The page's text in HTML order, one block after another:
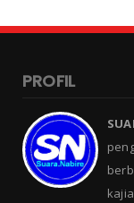
PROFIL